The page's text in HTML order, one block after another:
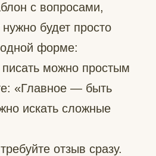
с вопросами,
будет просто
форме:
можно простым
«Главное — быть
искать сложные
отзыв сразу.